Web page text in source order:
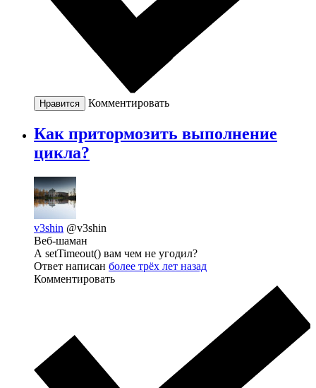
Нравится Комментировать
Как притормозить выполнение
цикла?
v3shin @v3shin
Веб-шаман
А setTimeout() вам чем не угодил?
Ответ написан более трёх лет назад
Комментировать